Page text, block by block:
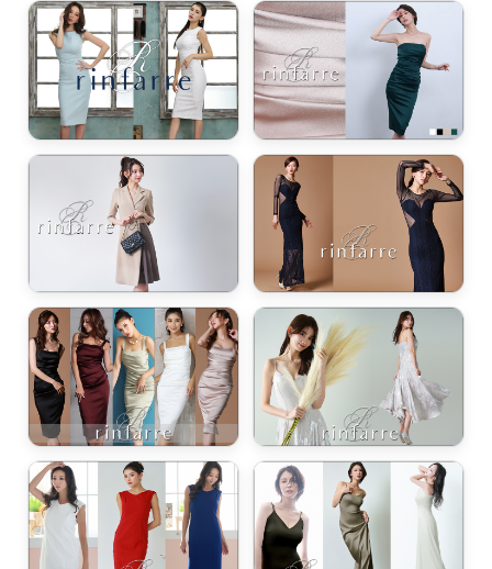
ワンピース・ドレス / 胸元カバー
ワンピース・ドレス / お腹カバー
ワンピース・ドレス / お尻カバー
ワンピース・ドレス / 太ももカバー
ワンピース・ドレス / 肩幅カバー
ワンピース・ドレス / 足長見え・ハイウエスト
ワンピース・ドレス / 華奢見え・キャミタイプ
ワンピース・ドレス / デコルテ綺麗・鎖骨見せ
ワンピース・ドレス / セクシー・胸元強調
ワンピース・ドレス / 低身長・小柄さん向け
ワンピース・ドレス / ブラ紐隠し・下着安心
ワンピース・ドレス / クリスマス（赤・緑・白・金・銀）